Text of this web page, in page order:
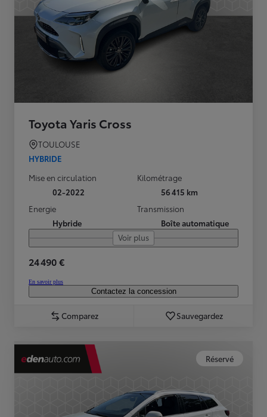
Toyota Yaris Cross
TOULOUSE
HYBRIDE
Mise en circulation
02-2022
Kilométrage
56 415 km
Energie
Hybride
Transmission
Boîte automatique
Voir plus
24 490 €
En savoir plus
Contactez la concession
Comparez Sauvegardez
Réservé